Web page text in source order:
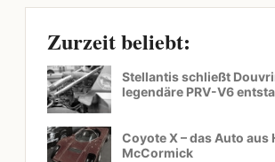
Zurzeit beliebt:
Stellantis schließt
legendäre PRV-V6
Coyote X – das Auto aus
McCormick